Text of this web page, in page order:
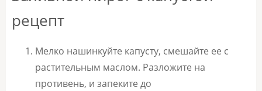
рецепт
Мелко нашинкуйте капусту, смешайте ее с
растительным маслом. Разложите на
противень, и запеките до